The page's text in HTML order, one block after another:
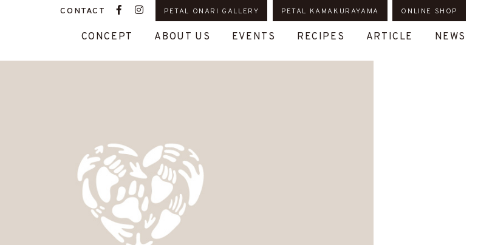
CONTACT PETAL ONARI GALLERY PETAL KAMAKURAYAMA ONLINE SHOP
CONCEPT ABOUT US EVENTS RECIPES ARTICLE NEWS